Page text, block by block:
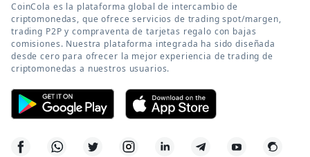
CoinCola es la plataforma global de intercambio de
criptomonedas, que ofrece servicios de trading spot/margen,
trading P2P y compraventa de tarjetas regalo con bajas
comisiones. Nuestra plataforma integrada ha sido diseñada
desde cero para ofrecer la mejor experiencia de trading de
criptomonedas a nuestros usuarios.